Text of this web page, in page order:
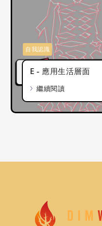
E - 應用生活層面
繼續閱讀
自我認識